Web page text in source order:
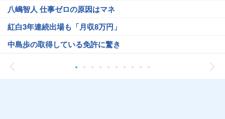
八嶋智人 仕事ゼロの原因はマネ
紅白3年連続出場も「月収8万円」
中島歩の取得している免許に驚き